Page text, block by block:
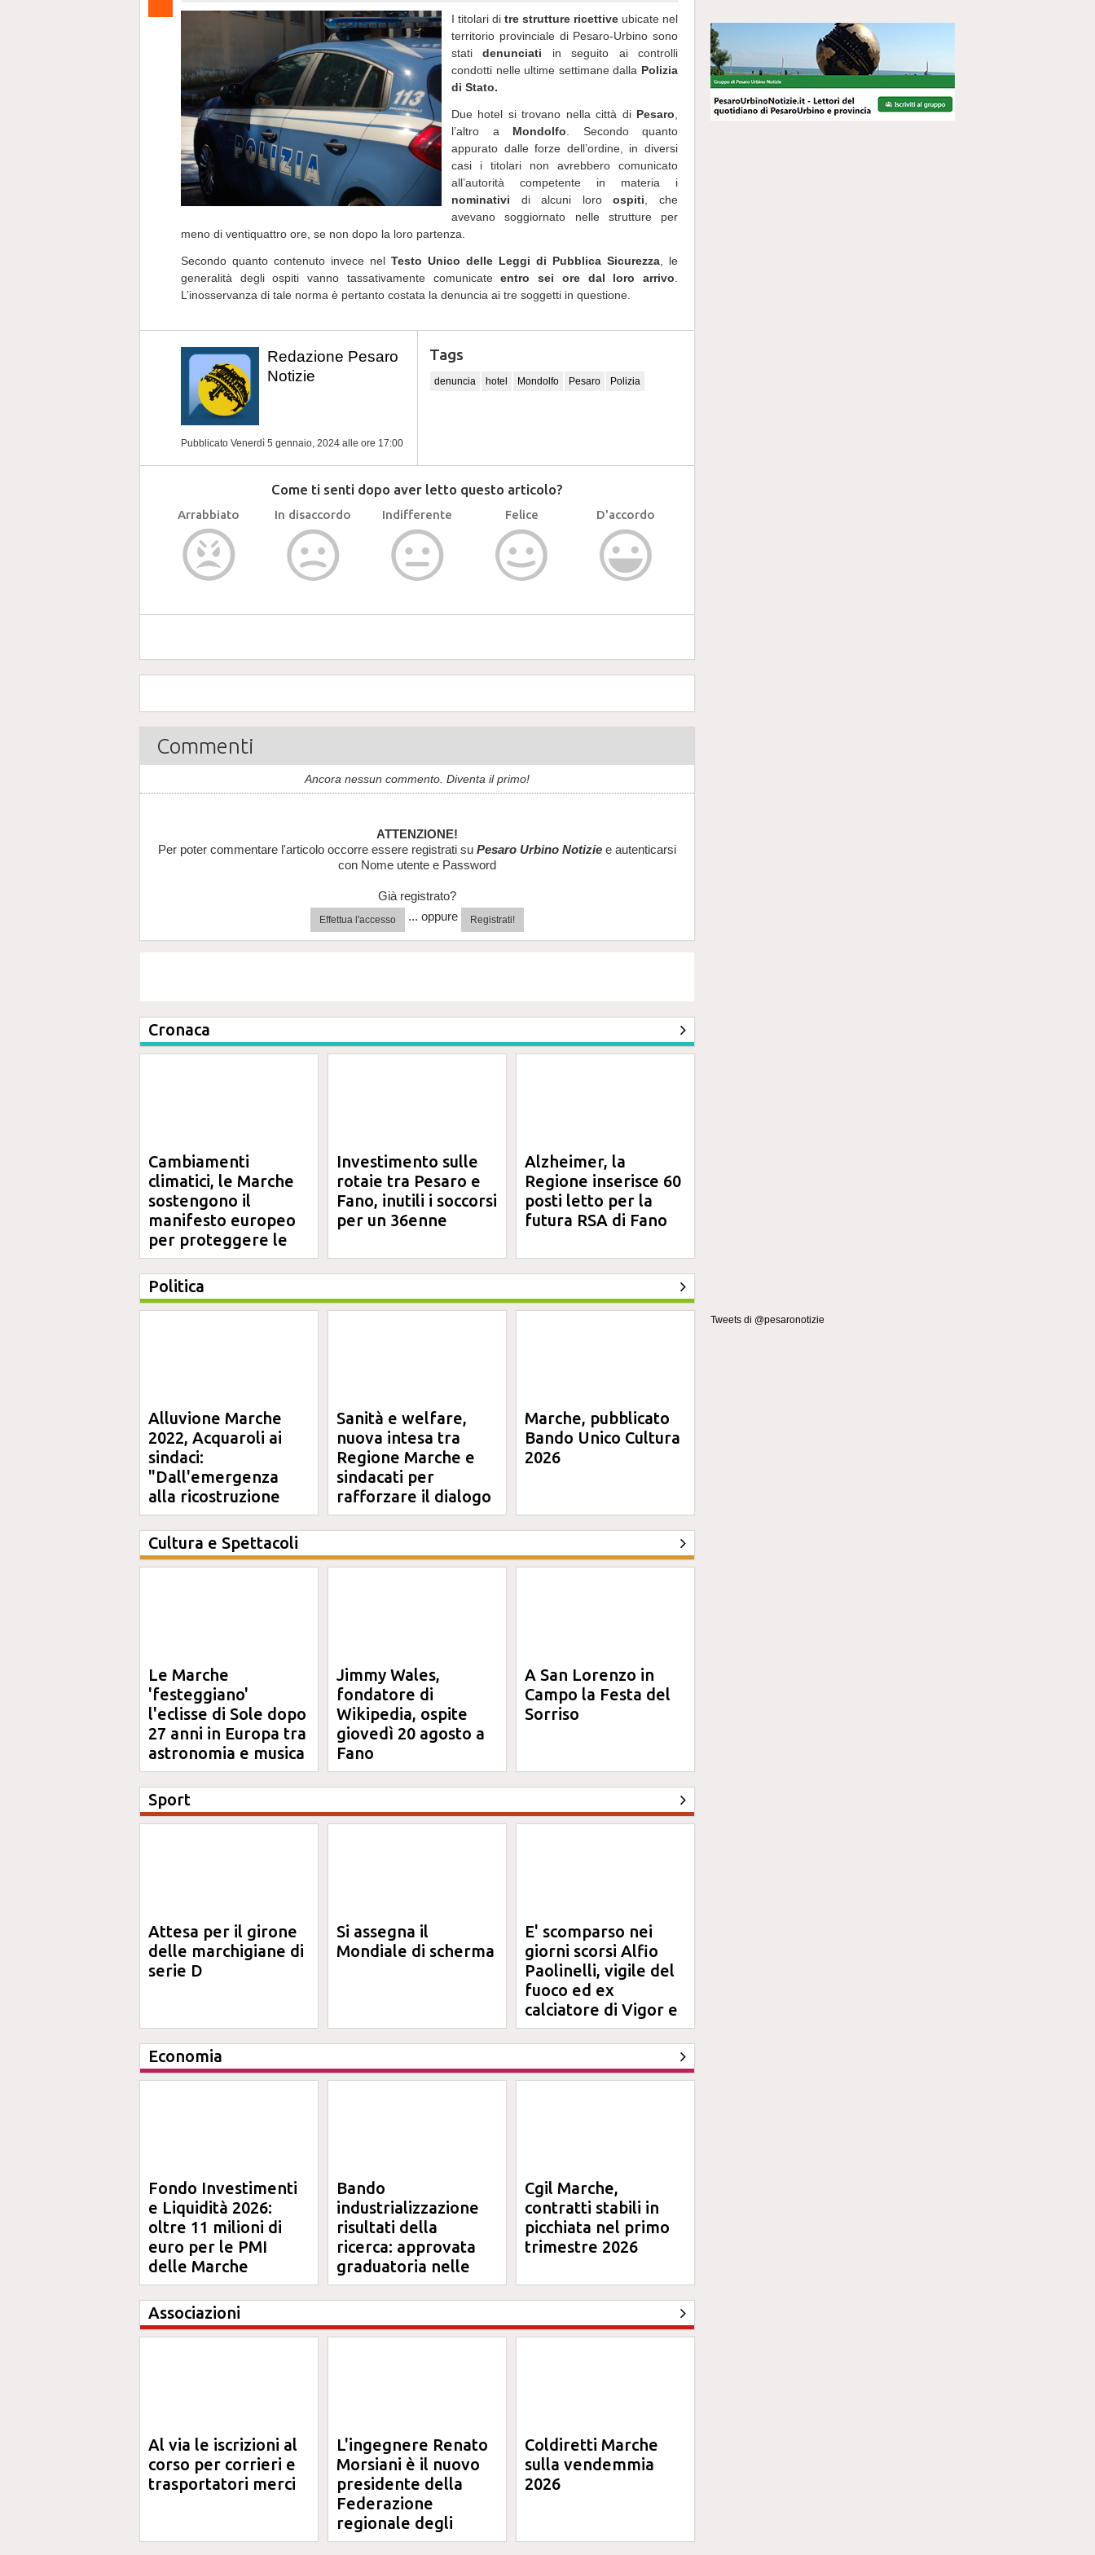
I titolari di tre strutture ricettive ubicate nel
territorio provinciale di Pesaro-Urbino sono
statidenunciati in seguito ai controlli
condotti nelle ultime settimane dalla Polizia
di Stato.
Due hotel si trovano nella città di Pesaro
l’altro a Mondolfo . Secondo quanto
appurato dalle forze dell’ordine, in diversi
casi i titolari non avrebbero comunicato
all’autorità competente in materia i
nominativi di alcuni loroospiti , che
avevano soggiornato nelle strutture per
meno di ventiquattro ore, se non dopo la loro partenza.
Secondo quanto contenuto invece nel Testo Unico delle Leggi di Pubblica Sicurezza , le
generalità degli ospiti vanno tassativamente comunicateentro sei ore dal loro arrivo
L’inosservanza di tale norma è pertanto costata la denuncia ai tre soggetti in questione.
Redazione Pesaro
Notizie
Pubblicato Venerdì 5 gennaio, 2024 alle ore 17:00
Tags
denuncia hotel Mondolfo Pesaro Polizia
Come ti senti dopo aver letto questo articolo?
Arrabbiato In disaccordo Indifferente Felice D'accordo
Commenti
Ancora nessun commento. Diventa il primo!
ATTENZIONE!
Per poter commentare l'articolo occorre essere registrati su Pesaro Urbino Notizie e autenticarsi
con Nome utente e Password
Già registrato?
Effettua l'accesso ... oppure Registrati!
Cronaca
Cambiamenti
climatici, le Marche
sostengono il
manifesto europeo
per proteggere le
aree costiere
Investimento sulle
rotaie tra Pesaro e
Fano, inutili i soccorsi
per un 36enne
Alzheimer, la
Regione inserisce 60
posti letto per la
futura RSA di Fano
Politica
Alluvione Marche
2022, Acquaroli ai
sindaci:
"Dall'emergenza
alla ricostruzione
definitiva"
Sanità e welfare,
nuova intesa tra
Regione Marche e
sindacati per
rafforzare il dialogo
Marche, pubblicato
Bando Unico Cultura
2026
Cultura e Spettacoli
Le Marche
'festeggiano'
l'eclisse di Sole dopo
27 anni in Europa tra
astronomia e musica
Jimmy Wales,
fondatore di
Wikipedia, ospite
giovedì 20 agosto a
Fano
A San Lorenzo in
Campo la Festa del
Sorriso
Sport
Attesa per il girone
delle marchigiane di
serie D
Si assegna il
Mondiale di scherma
E' scomparso nei
giorni scorsi Alfio
Paolinelli, vigile del
fuoco ed ex
calciatore di Vigor e
Jesina
Economia
Fondo Investimenti
e Liquidità 2026:
oltre 11 milioni di
euro per le PMI
delle Marche
Bando
industrializzazione
risultati della
ricerca: approvata
graduatoria nelle
Marche
Cgil Marche,
contratti stabili in
picchiata nel primo
trimestre 2026
Associazioni
Al via le iscrizioni al
corso per corrieri e
trasportatori merci
L'ingegnere Renato
Morsiani è il nuovo
presidente della
Federazione
regionale degli
Ordini degli
Coldiretti Marche
sulla vendemmia
2026
Tweets di @pesaronotizie